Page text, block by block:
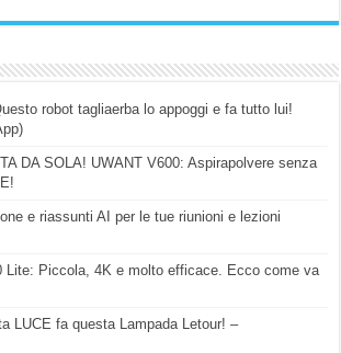
robot tagliaerba lo appoggi e fa tutto lui!
DA SOLA! UWANT V600: Aspirapolvere senza
e riassunti AI per le tue riunioni e lezioni
Lite: Piccola, 4K e molto efficace. Ecco come va
LUCE fa questa Lampada Letour! –